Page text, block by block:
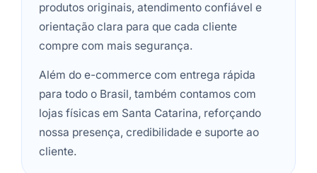
produtos originais, atendimento confiável e
orientação clara para que cada cliente
compre com mais segurança.
Além do e-commerce com entrega rápida
para todo o Brasil, também contamos com
lojas físicas em Santa Catarina, reforçando
nossa presença, credibilidade e suporte ao
cliente.